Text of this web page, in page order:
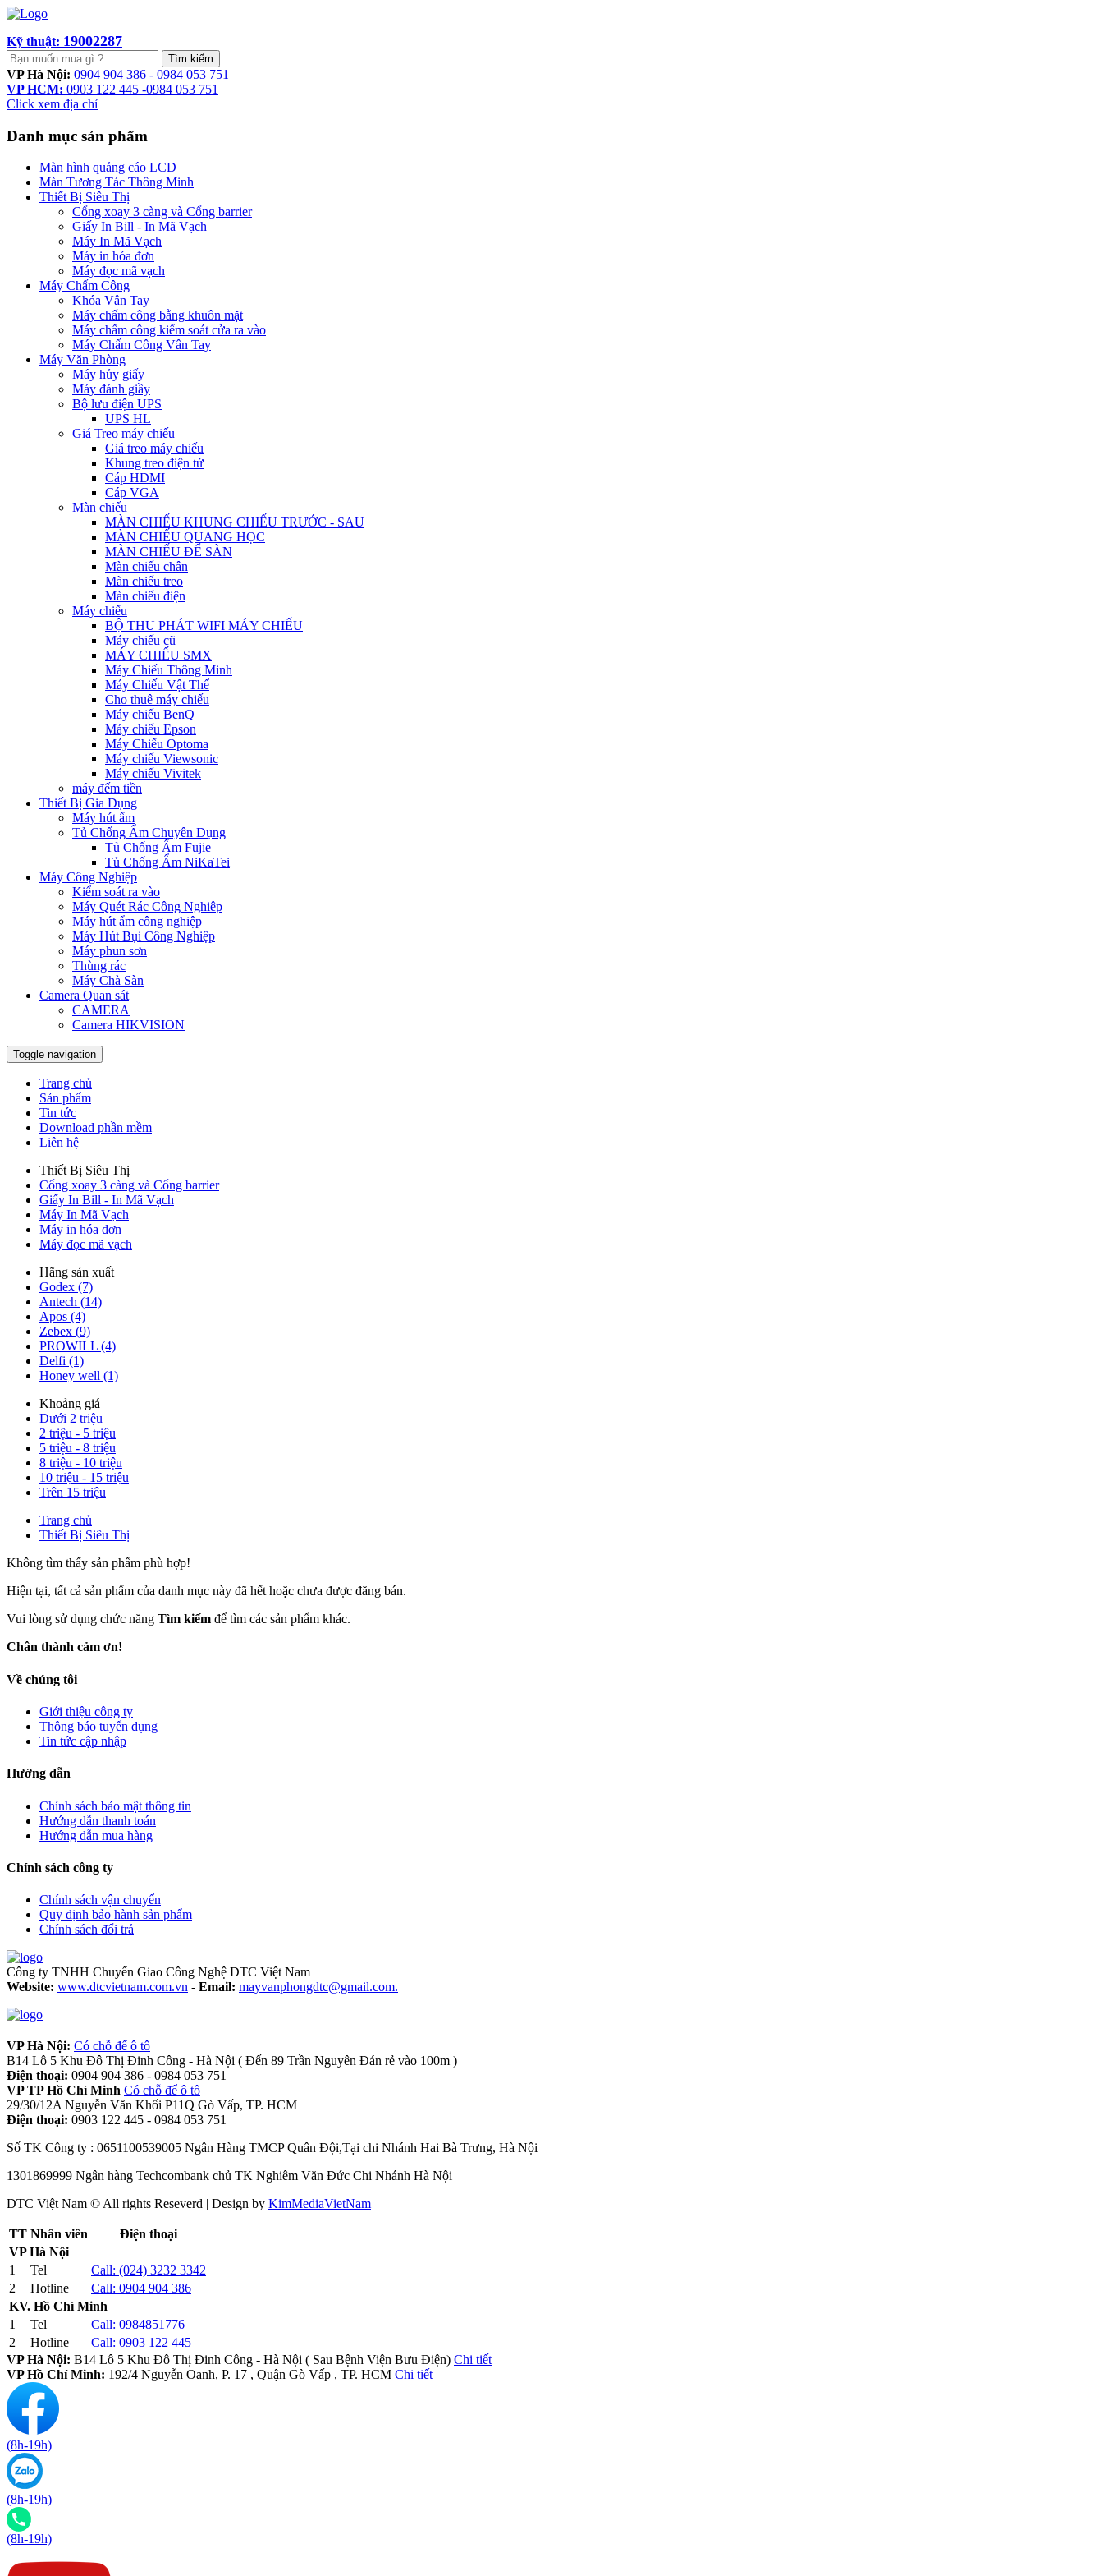
Kỹ thuật: 19002287
Tìm kiếm
VP Hà Nội: 0904 904 386 - 0984 053 751
VP HCM: 0903 122 445 -0984 053 751
Click xem địa chỉ
Danh mục sản phẩm
Màn hình quảng cáo LCD
Màn Tương Tác Thông Minh
Thiết Bị Siêu Thị
Cổng xoay 3 càng và Cổng barrier
Giấy In Bill - In Mã Vạch
Máy In Mã Vạch
Máy in hóa đơn
Máy đọc mã vạch
Máy Chấm Công
Khóa Vân Tay
Máy chấm công bằng khuôn mặt
Máy chấm công kiểm soát cửa ra vào
Máy Chấm Công Vân Tay
Máy Văn Phòng
Máy hủy giấy
Máy đánh giầy
Bộ lưu điện UPS
UPS HL
Giá Treo máy chiếu
Giá treo máy chiếu
Khung treo điện tử
Cáp HDMI
Cáp VGA
Màn chiếu
MÀN CHIẾU KHUNG CHIẾU TRƯỚC - SAU
MÀN CHIẾU QUANG HỌC
MÀN CHIẾU ĐỂ SÀN
Màn chiếu chân
Màn chiếu treo
Màn chiếu điện
Máy chiếu
BỘ THU PHÁT WIFI MÁY CHIẾU
Máy chiếu cũ
MÁY CHIẾU SMX
Máy Chiếu Thông Minh
Máy Chiếu Vật Thể
Cho thuê máy chiếu
Máy chiếu BenQ
Máy chiếu Epson
Máy Chiếu Optoma
Máy chiếu Viewsonic
Máy chiếu Vivitek
máy đếm tiền
Thiết Bị Gia Dụng
Máy hút ẩm
Tủ Chống Ẩm Chuyên Dụng
Tủ Chống Ẩm Fujie
Tủ Chống Ẩm NiKaTei
Máy Công Nghiệp
Kiểm soát ra vào
Máy Quét Rác Công Nghiêp
Máy hút ẩm công nghiệp
Máy Hút Bụi Công Nghiệp
Máy phun sơn
Thùng rác
Máy Chà Sàn
Camera Quan sát
CAMERA
Camera HIKVISION
Toggle navigation
Trang chủ
Sản phẩm
Tin tức
Download phần mềm
Liên hệ
Thiết Bị Siêu Thị
Cổng xoay 3 càng và Cổng barrier
Giấy In Bill - In Mã Vạch
Máy In Mã Vạch
Máy in hóa đơn
Máy đọc mã vạch
Hãng sản xuất
Godex (7)
Antech (14)
Apos (4)
Zebex (9)
PROWILL (4)
Delfi (1)
Honey well (1)
Khoảng giá
Dưới 2 triệu
2 triệu - 5 triệu
5 triệu - 8 triệu
8 triệu - 10 triệu
10 triệu - 15 triệu
Trên 15 triệu
Trang chủ
Thiết Bị Siêu Thị
Không tìm thấy sản phẩm phù hợp!
Hiện tại, tất cả sản phẩm của danh mục này đã hết hoặc chưa được đăng bán.
Vui lòng sử dụng chức năng Tìm kiếm để tìm các sản phẩm khác.
Chân thành cảm ơn!
Về chúng tôi
Giới thiệu công ty
Thông báo tuyển dụng
Tin tức cập nhập
Hướng dẫn
Chính sách bảo mật thông tin
Hướng dẫn thanh toán
Hướng dẫn mua hàng
Chính sách công ty
Chính sách vận chuyển
Quy định bảo hành sản phẩm
Chính sách đổi trả
Công ty TNHH Chuyển Giao Công Nghệ DTC Việt Nam
Website: www.dtcvietnam.com.vn - Email: mayvanphongdtc@gmail.com.
VP Hà Nội: Có chỗ để ô tô
B14 Lô 5 Khu Đô Thị Đinh Công - Hà Nội ( Đến 89 Trần Nguyên Đán rẻ vào 100m )
Điện thoại: 0904 904 386 - 0984 053 751
VP TP Hồ Chí Minh Có chỗ để ô tô
29/30/12A Nguyễn Văn Khối P11Q Gò Vấp, TP. HCM
Điện thoại: 0903 122 445 - 0984 053 751
Số TK Công ty : 0651100539005 Ngân Hàng TMCP Quân Đội,Tại chi Nhánh Hai Bà Trưng, Hà Nội
1301869999 Ngân hàng Techcombank chủ TK Nghiêm Văn Đức Chi Nhánh Hà Nội
DTC Việt Nam © All rights Reseverd | Design by KimMediaVietNam
TT Nhân viên
Điện thoại
VP Hà Nội
1
Tel Call: (024) 3232 3342
2
Hotline Call: 0904 904 386
KV. Hồ Chí Minh
1
Tel Call: 0984851776
2
Hotline Call: 0903 122 445
VP Hà Nội: B14 Lô 5 Khu Đô Thị Đinh Công - Hà Nội ( Sau Bệnh Viện Bưu Điện) Chi tiết
VP Hồ Chí Minh: 192/4 Nguyễn Oanh, P. 17 , Quận Gò Vấp , TP. HCM Chi tiết
(8h-19h)
(8h-19h)
(8h-19h)